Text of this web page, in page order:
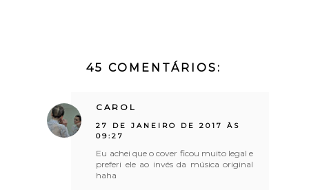
45 COMENTÁRIOS:
CAROL
27 DE JANEIRO DE 2017 ÀS
09:27
Eu achei que o cover ficou muito legal e
preferi ele ao invés da música original
haha